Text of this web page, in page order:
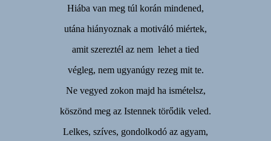
Hiába van meg túl korán mindened,
utána hiányoznak a motiváló miértek,
amit szereztél az nem lehet a tied
végleg, nem ugyanúgy rezeg mit te.
Ne vegyed zokon majd ha ismételsz,
köszönd meg az Istennek törődik veled.
Lelkes, szíves, gondolkodó az agyam,